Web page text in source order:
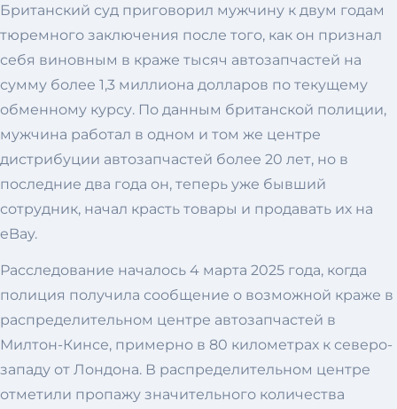
Британский суд приговорил мужчину к двум годам
тюремного заключения после того, как он признал
себя виновным в краже тысяч автозапчастей на
сумму более 1,3 миллиона долларов по текущему
обменному курсу. По данным британской полиции,
мужчина работал в одном и том же центре
дистрибуции автозапчастей более 20 лет, но в
последние два года он, теперь уже бывший
сотрудник, начал красть товары и продавать их на
eBay.
Расследование началось 4 марта 2025 года, когда
полиция получила сообщение о возможной краже в
распределительном центре автозапчастей в
Милтон-Кинсе, примерно в 80 километрах к северо-
западу от Лондона. В распределительном центре
отметили пропажу значительного количества